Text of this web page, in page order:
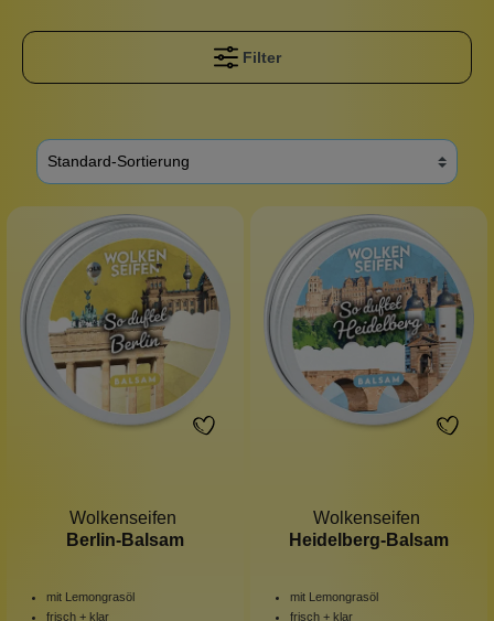
Filter
Wolkenseifen
Berlin-Balsam
mit Lemongrasöl
frisch + klar
Wolkenseifen
Heidelberg-Balsam
mit Lemongrasöl
frisch + klar